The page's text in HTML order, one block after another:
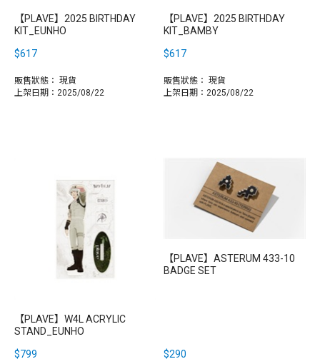
【PLAVE】2025 BIRTHDAY
KIT_EUNHO
$617
販售狀態： 現貨
上架日期：2025/08/22
【PLAVE】2025 BIRTHDAY
KIT_BAMBY
$617
販售狀態： 現貨
上架日期：2025/08/22
【PLAVE】W4L ACRYLIC
STAND_EUNHO
$799
【PLAVE】ASTERUM 433-10
BADGE SET
$290